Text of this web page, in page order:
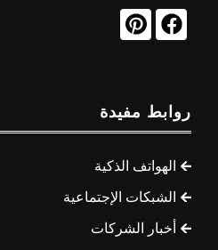
روابط مفيدة
الهواتف الذكية
الشبكات الإجتماعية
أخبار الشركات